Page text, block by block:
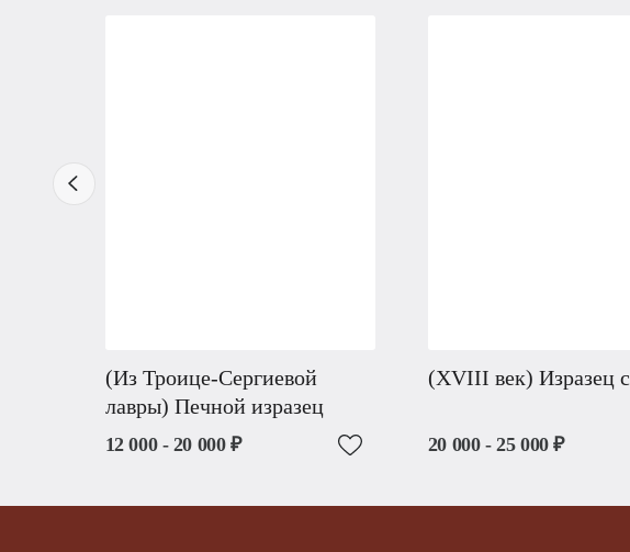
(Из Троице-Сергиевой
лавры) Печной изразец
12 000 - 20 000 ₽
(XVIII век) Изразец с
20 000 - 25 000 ₽